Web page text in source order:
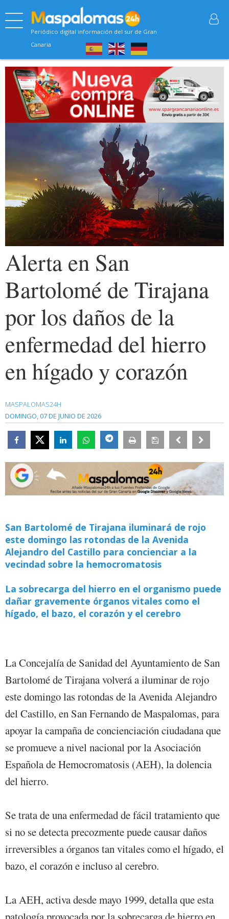
Periódico digital información del sur de Gran
Canaria
Alerta en San
Bartolomé de Tirajana
por los daños de la
enfermedad del hierro
en hígado y corazón
MASPALOMAS24H
DOMINGO, 07 DE JUNIO DE 2026
San Bartolomé de Tirajana iluminará de rojo
este domingo las rotondas de la Avenida
Alejandro del Castillo para concienciar a la
vecindad sobre la hemocromatosis
La sobrecarga del hierro en el organismo puede
dañar gravemente órganos vitales como el
hígado, el bazo, el corazón y el cerebro
La Concejalía de Sanidad del Ayuntamiento de San
Bartolomé de Tirajana volverá a iluminar de rojo
este domingo las rotondas de la Avenida Alejandro
del Castillo, en San Fernando de Maspalomas, para
apoyar la campaña de concienciación ciudadana que
se promueve a nivel nacional por la Asociación
Española de Hemocromatosis (AEH), la dolencia
del hierro.
Se trata de una enfermedad de fácil tratamiento que
si no se detecta precozmente puede causar daños
irreversibles a órganos tan vitales como el hígado, el
bazo, el corazón e incluso al cerebro.
La AEH, activa desde mayo 1999, detalla que esta